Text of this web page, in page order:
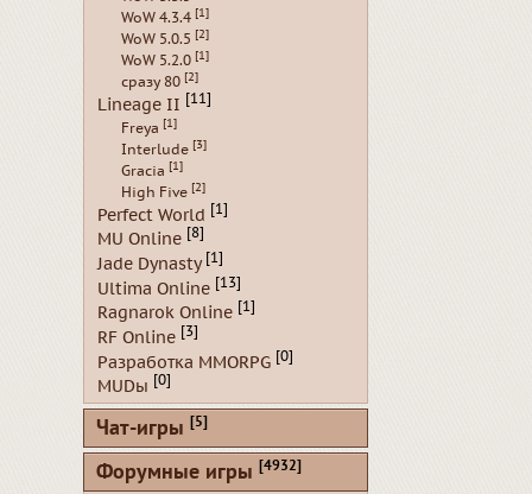
WoW 4.3.4 [1]
WoW 5.0.5 [2]
WoW 5.2.0 [1]
сразу 80 [2]
Lineage II [11]
Freya [1]
Interlude [3]
Gracia [1]
High Five [2]
Perfect World [1]
MU Online [8]
Jade Dynasty [1]
Ultima Online [13]
Ragnarok Online [1]
RF Online [3]
Разработка MMORPG [0]
MUDы [0]
Чат-игры [5]
Форумные игры [4932]